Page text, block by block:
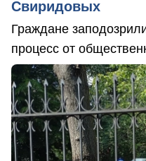
Свиридовых
Граждане
процесс от